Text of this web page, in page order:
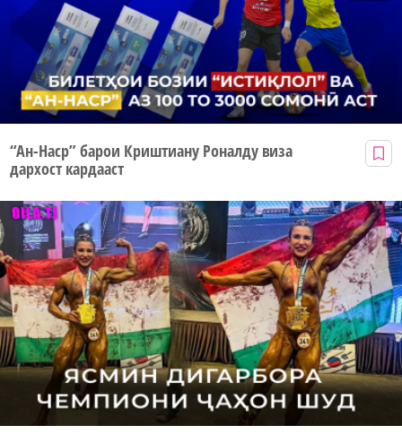
“Ан-Наср” барои Криштиану Роналду виза
дархост кардааст